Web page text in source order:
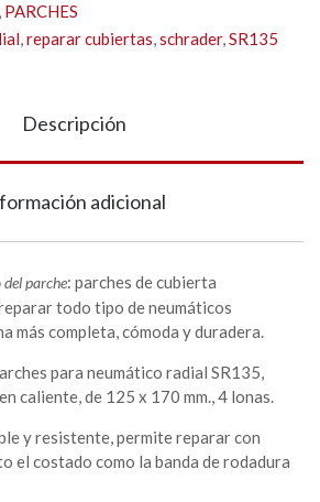
, PARCHES
,reparar cubiertas,schrader,SR135
Descripción
adicional
parche: parches de cubierta
todo tipo de neumáticos
más completa, cómoda y duradera.
para neumático radial SR135,
caliente, de 125 x 170 mm., 4 lonas.
y resistente, permite reparar con
el costado como la banda de rodadura